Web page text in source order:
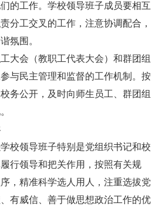
的工作。学校领导班子成员要相互
分工交叉的工作，注意协调配合，
谐氛围。
工大会（教职工代表大会）和群团组
与民主管理和监督的工作机制。按
务公开，及时向师生员工、群团组
况。
导
学校领导班子特别是党组织书记和校
行领导和把关作用，按照有关规
，精准科学选人用人，注重选拔党
有威信、善于做思想政治工作的优